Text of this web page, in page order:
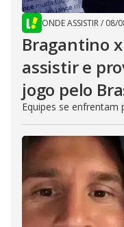
ONDE ASSISTIR/ 08/
Bragantino
assistir e
jogo pelo
Equipes se enfrentam